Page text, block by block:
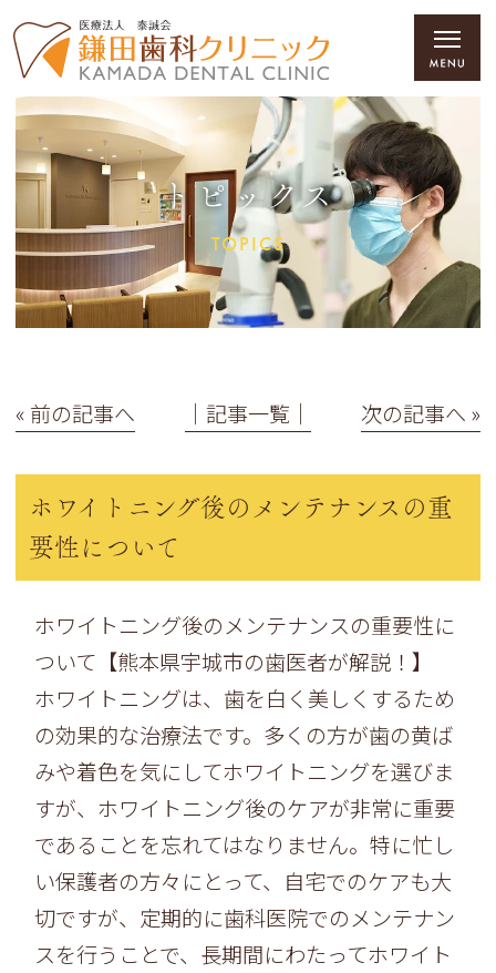
トピックス
TOPICS
« 前の記事へ │記事一覧│ 次の記事へ »
ホワイトニング後のメンテナンスの重
要性について
ホワイトニング後のメンテナンスの重要性に
ついて【熊本県宇城市の歯医者が解説！】
ホワイトニングは、 歯を白く美しくするため
の効果的な治療法です。 多くの方が歯の黄ば
みや着色を気にしてホワイトニングを選びま
すが、 ホワイトニング後のケアが非常に重要
であることを忘れてはなりません。特に忙し
い保護者の方々にとって、
自宅でのケアも大
切ですが、 定期的に歯科医院でのメンテナン
スを行うことで、 長期間にわたってホワイト